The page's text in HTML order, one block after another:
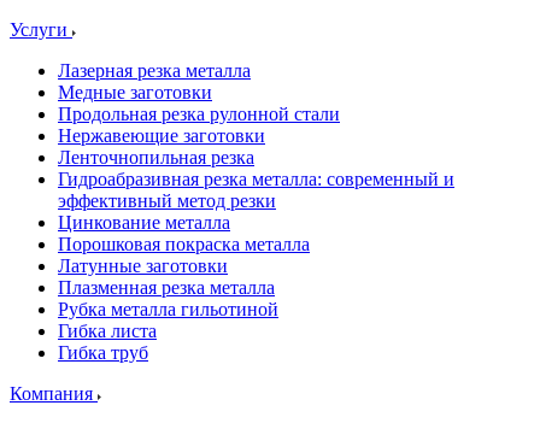
Услуги
Лазерная резка металла
Медные заготовки
Продольная резка рулонной стали
Нержавеющие заготовки
Ленточнопильная резка
Гидроабразивная резка металла: современный и
эффективный метод резки
Цинкование металла
Порошковая покраска металла
Латунные заготовки
Плазменная резка металла
Рубка металла гильотиной
Гибка листа
Гибка труб
Компания